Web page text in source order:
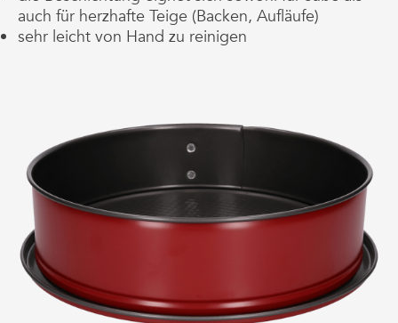
auch für herzhafte Teige (Backen, Aufläufe)
sehr leicht von Hand zu reinigen